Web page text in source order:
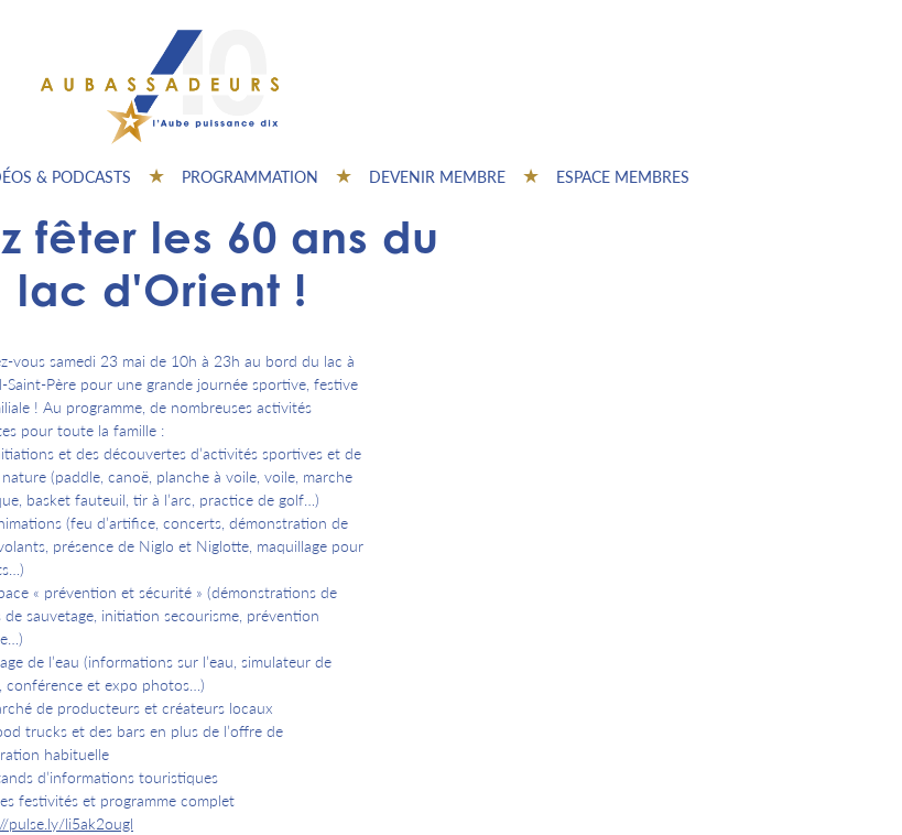
& PODCASTS PROGRAMMATION DEVENIR MEMBRE ESPACE MEMBRES
fêter les 60 ans du
lac d'Orient !
vous samedi 23 mai de 10h à 23h au bord du lac à
Saint-Père pour une grande journée sportive, festive
! Au programme, de nombreuses activités
pour toute la famille :
et des découvertes d’activités sportives et de
(paddle, canoë, planche à voile, voile, marche
basket fauteuil, tir à l’arc, practice de golf…)
(feu d’artifice, concerts, démonstration de
présence de Niglo et Niglotte, maquillage pour
« prévention et sécurité » (démonstrations de
de sauvetage, initiation secourisme, prévention
de l’eau (informations sur l’eau, simulateur de
conférence et expo photos…)
de producteurs et créateurs locaux
trucks et des bars en plus de l’offre de
habituelle
d’informations touristiques
festivités et programme complet
pulse.ly/li5ak2ougl